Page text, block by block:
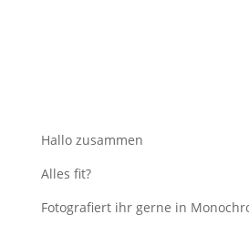
Hallo zusammen
Alles fit?
Fotografiert ihr gerne in